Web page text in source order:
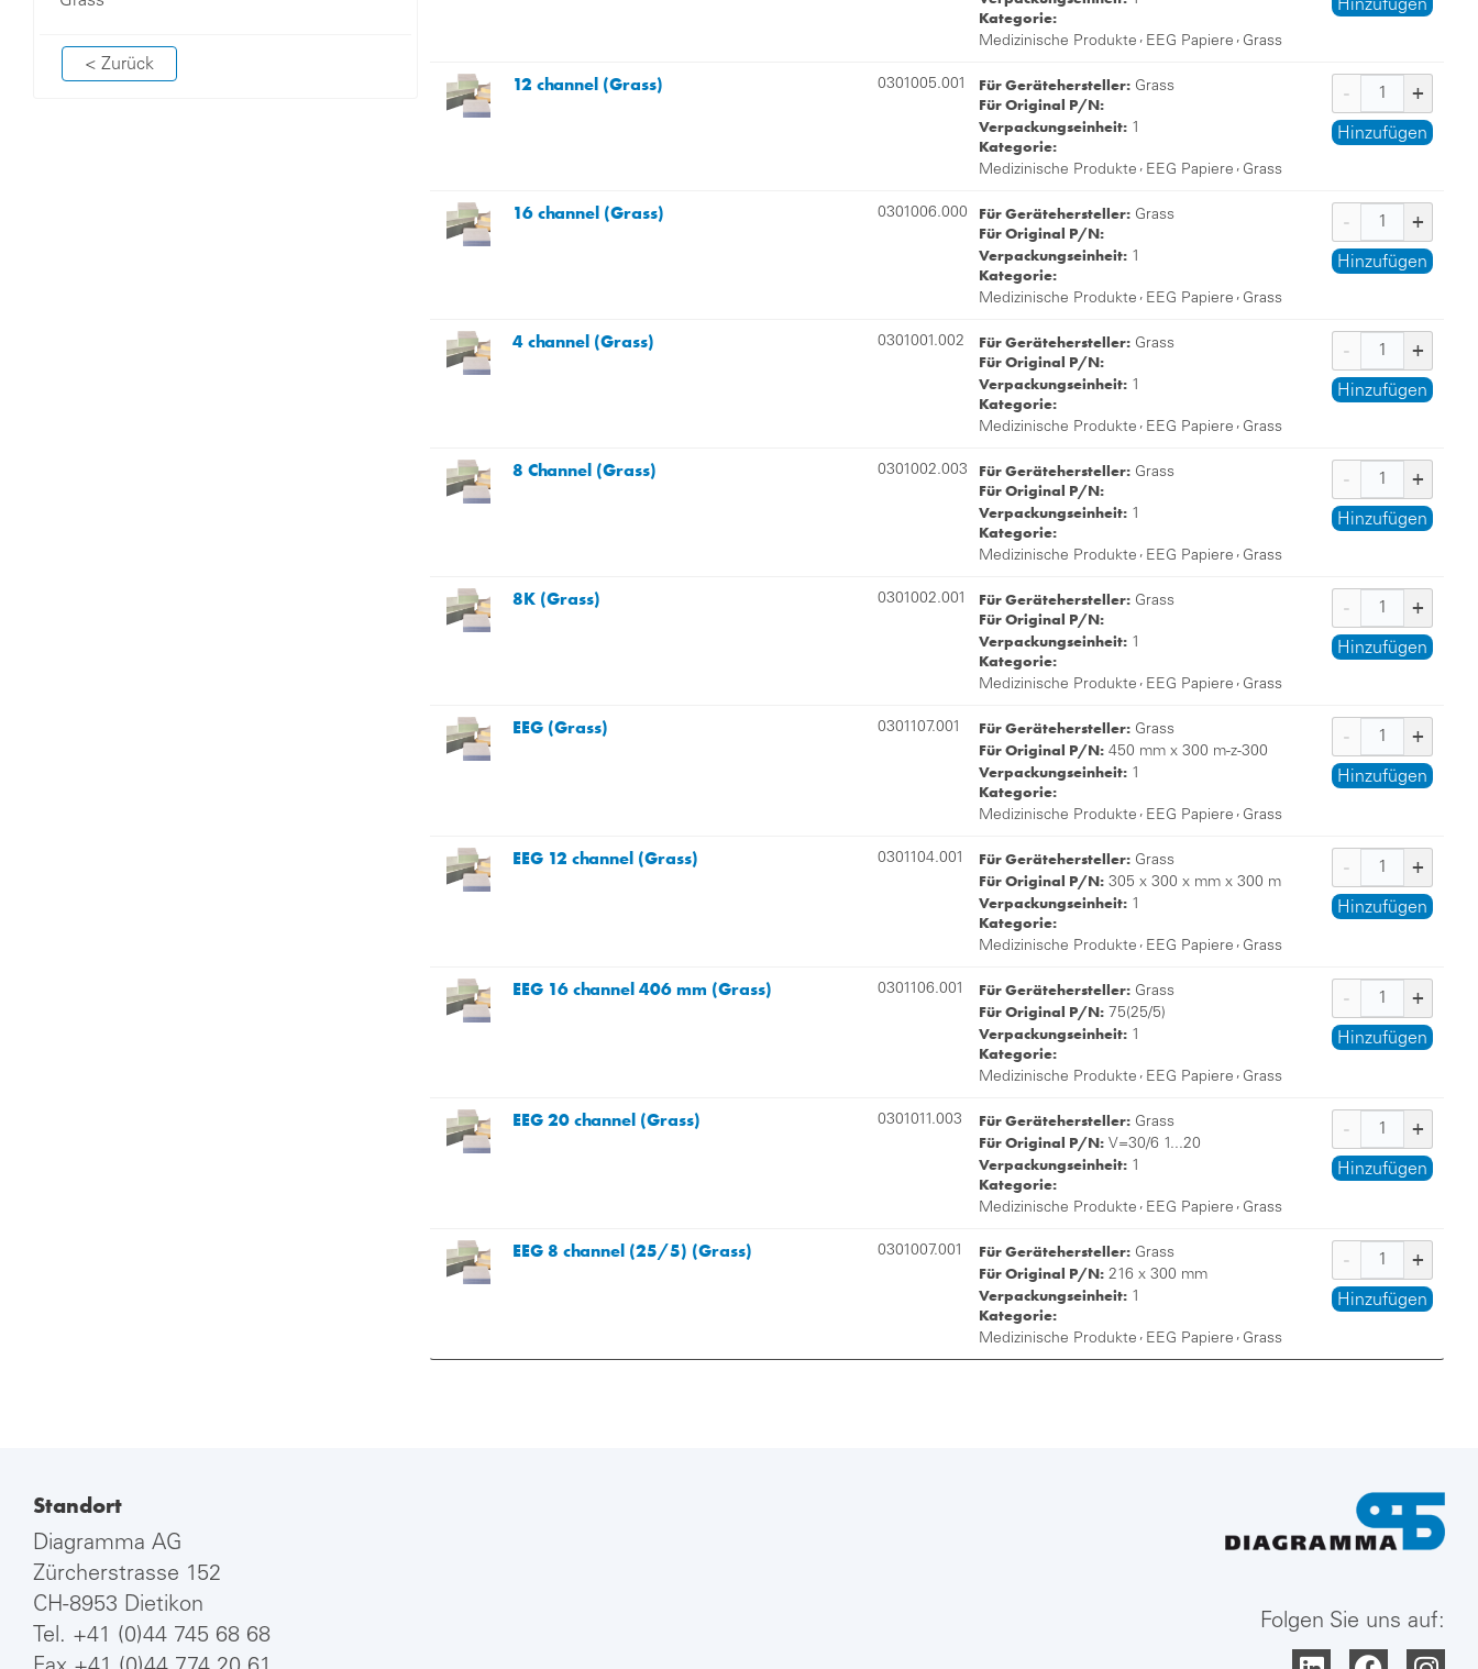
< Zurück
Kategorie:
Medizinische Produkte , EEG Papiere , Grass
Hinzufügen
12 channel (Grass) 0301005.001 Für Gerätehersteller: Grass
Für Original P/N:
Verpackungseinheit: 1
Kategorie:
Medizinische Produkte , EEG Papiere , Grass
Hinzufügen
16 channel (Grass) 0301006.000 Für Gerätehersteller: Grass
Für Original P/N:
Verpackungseinheit: 1
Kategorie:
Medizinische Produkte , EEG Papiere , Grass
Hinzufügen
4 channel (Grass) 0301001.002 Für Gerätehersteller: Grass
Für Original P/N:
Verpackungseinheit: 1
Kategorie:
Medizinische Produkte , EEG Papiere , Grass
Hinzufügen
8 Channel (Grass) 0301002.003 Für Gerätehersteller: Grass
Für Original P/N:
Verpackungseinheit: 1
Kategorie:
Medizinische Produkte , EEG Papiere , Grass
Hinzufügen
8K (Grass) 0301002.001 Für Gerätehersteller: Grass
Für Original P/N:
Verpackungseinheit: 1
Kategorie:
Medizinische Produkte , EEG Papiere , Grass
Hinzufügen
EEG (Grass) 0301107.001 Für Gerätehersteller: Grass
Für Original P/N: 450 mm x 300 m-z-300
Verpackungseinheit: 1
Kategorie:
Medizinische Produkte , EEG Papiere , Grass
Hinzufügen
EEG 12 channel (Grass) 0301104.001 Für Gerätehersteller: Grass
Für Original P/N: 305 x 300 x mm x 300 m
Verpackungseinheit: 1
Kategorie:
Medizinische Produkte , EEG Papiere , Grass
Hinzufügen
EEG 16 channel 406 mm (Grass) 0301106.001 Für Gerätehersteller: Grass
Für Original P/N: 75(25/5)
Verpackungseinheit: 1
Kategorie:
Medizinische Produkte , EEG Papiere , Grass
Hinzufügen
EEG 20 channel (Grass) 0301011.003 Für Gerätehersteller: Grass
Für Original P/N: V=30/6 1...20
Verpackungseinheit: 1
Kategorie:
Medizinische Produkte , EEG Papiere , Grass
Hinzufügen
EEG 8 channel (25/5) (Grass) 0301007.001 Für Gerätehersteller: Grass
Für Original P/N: 216 x 300 mm
Verpackungseinheit: 1
Kategorie:
Medizinische Produkte , EEG Papiere , Grass
Hinzufügen
Standort
Diagramma AG
Zürcherstrasse 152
CH-8953 Dietikon
Tel. +41 (0)44 745 68 68
Folgen Sie uns auf: